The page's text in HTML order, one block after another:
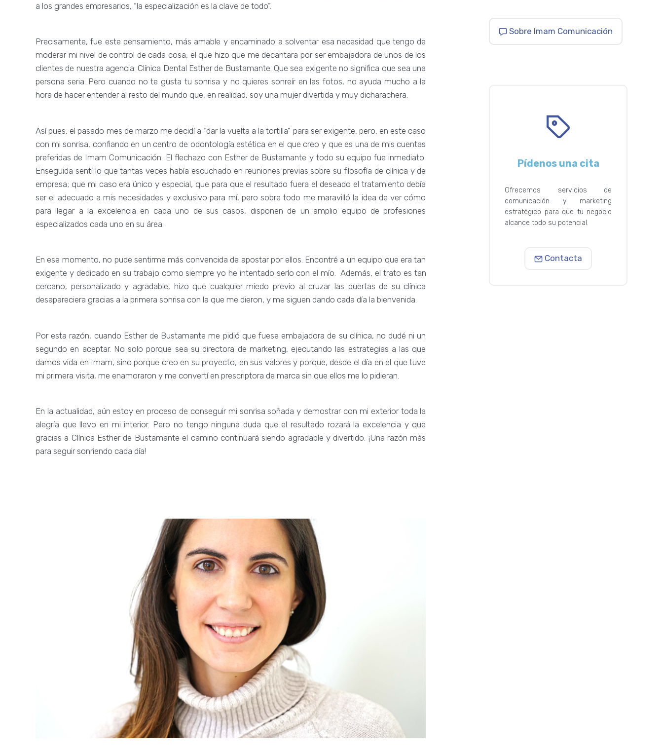
a los grandes empresarios, “la especialización es la clave de todo”.
Precisamente, fue este pensamiento, más amable y encaminado a solventar esa necesidad que tengo de
moderar mi nivel de control de cada cosa, el que hizo que me decantara por ser embajadora de unos de los
clientes de nuestra agencia: Clínica Dental Esther de Bustamante. Que sea exigente no significa que sea una
persona seria. Pero cuando no te gusta tu sonrisa y no quieres sonreír en las fotos, no ayuda mucho a la
hora de hacer entender al resto del mundo que, en realidad, soy una mujer divertida y muy dicharachera.
Así pues, el pasado mes de marzo me decidí a “dar la vuelta a la tortilla” para ser exigente, pero, en este caso
con mi sonrisa, confiando en un centro de odontología estética en el que creo y que es una de mis cuentas
preferidas de Imam Comunicación. El flechazo con Esther de Bustamante y todo su equipo fue inmediato.
Enseguida sentí lo que tantas veces había escuchado en reuniones previas sobre su filosofía de clínica y de
empresa; que mi caso era único y especial, que para que el resultado fuera el deseado el tratamiento debía
ser el adecuado a mis necesidades y exclusivo para mí, pero sobre todo me maravilló la idea de ver cómo
para llegar a la excelencia en cada uno de sus casos, disponen de un amplio equipo de profesiones
especializados cada uno en su área.
En ese momento, no pude sentirme más convencida de apostar por ellos. Encontré a un equipo que era tan
exigente y dedicado en su trabajo como siempre yo he intentado serlo con el mío. Además, el trato es tan
cercano, personalizado y agradable, hizo que cualquier miedo previo al cruzar las puertas de su clínica
desapareciera gracias a la primera sonrisa con la que me dieron, y me siguen dando cada día la bienvenida.
Por esta razón, cuando Esther de Bustamante me pidió que fuese embajadora de su clínica, no dudé ni un
segundo en aceptar. No solo porque sea su directora de marketing, ejecutando las estrategias a las que
damos vida en Imam, sino porque creo en su proyecto, en sus valores y porque, desde el día en el que tuve
mi primera visita, me enamoraron y me convertí en prescriptora de marca sin que ellos me lo pidieran.
En la actualidad, aún estoy en proceso de conseguir mi sonrisa soñada y demostrar con mi exterior toda la
alegría que llevo en mi interior. Pero no tengo ninguna duda que el resultado rozará la excelencia y que
gracias a Clínica Esther de Bustamante el camino continuará siendo agradable y divertido. ¡Una razón más
para seguir sonriendo cada día!
Sobre Imam Comunicación
Pídenos una cita
Ofrecemos servicios de
comunicación y marketing
estratégico para que tu negocio
alcance todo su potencial.
Contacta